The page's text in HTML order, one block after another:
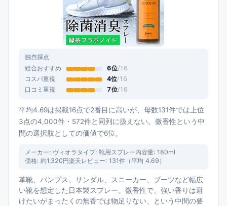
独自採点
総合おすすめ 6位/16
コスパ重視
4位/16
口コミ重視
7位/16
平均4.69は掲載16点で2番目に高いが、母数131件では上位
3点の4,000件・572件と同列に扱えない。微香性という中
間の選択肢としての価値で6位。
メーカー: ヴィオラ タイプ: 靴用スプレー内容量: 180ml
価格: 約1,320円楽天レビュー: 131件（平均 4.69 ）
革靴、パンプス、サンダル、スニーカー、ブーツなど幅広
い靴を想定した日本製スプレー。微香性で、強い香りは避
けたいがまったくの無香では物足りない、という中間の要